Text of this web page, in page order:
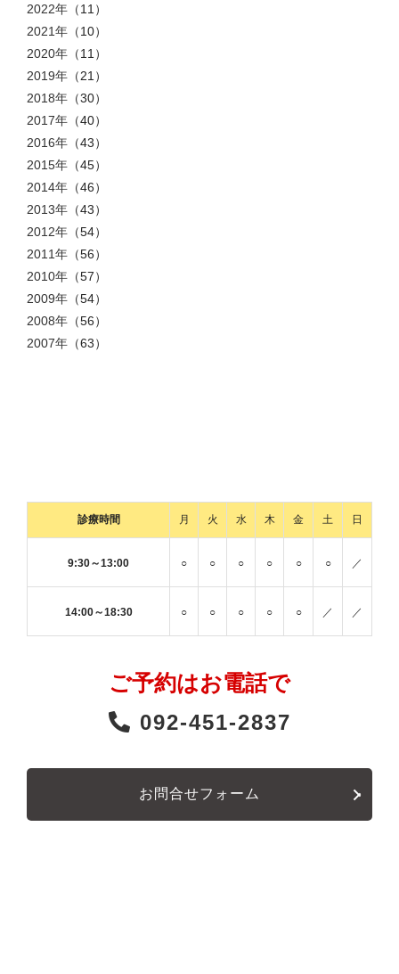
2022年 （11）
2021年 （10）
2020年 （11）
2019年 （21）
2018年 （30）
2017年 （40）
2016年 （43）
2015年 （45）
2014年 （46）
2013年 （43）
2012年 （54）
2011年 （56）
2010年 （57）
2009年 （54）
2008年 （56）
2007年 （63）
診療時間 月 火 水 木 金 土 日
9:30～13:00 ○ ○ ○ ○ ○ ○ ／
14:00～18:30 ○ ○ ○ ○ ○ ／ ／
ご予約はお電話で
092-451-2837
お問合せフォーム